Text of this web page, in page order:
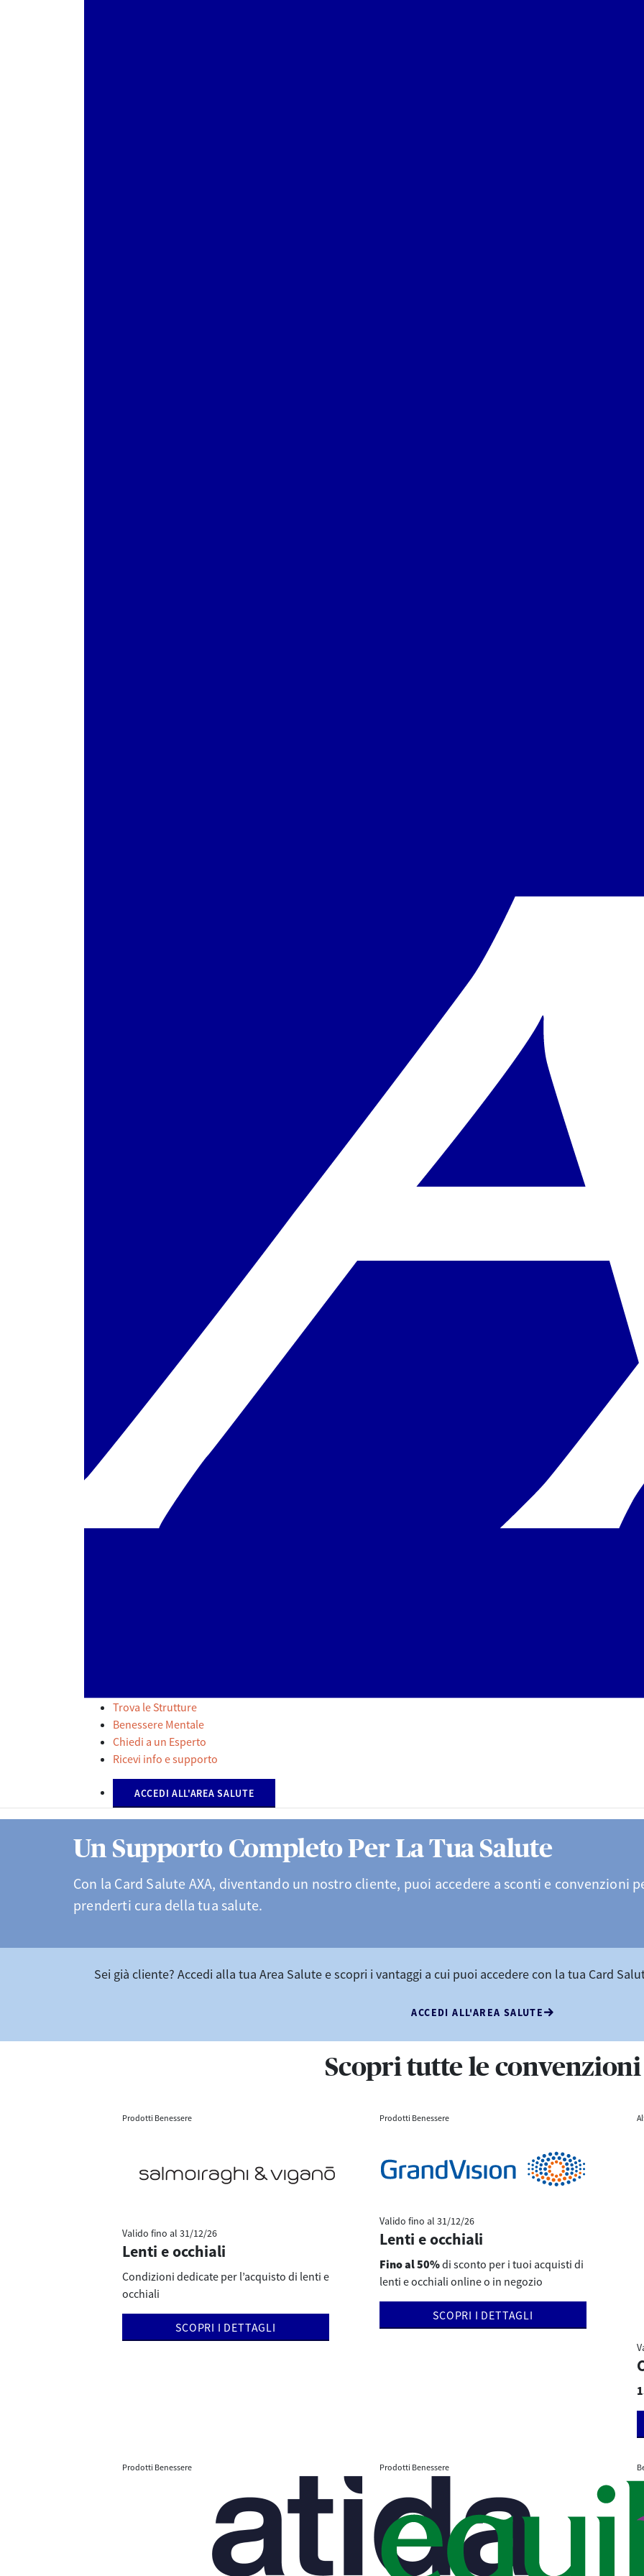
Trova le Strutture
Benessere Mentale
Chiedi a un Esperto
Ricevi info e supporto
ACCEDI ALL'AREA SALUTE
Un Supporto Completo Per La Tua Salute
Con la Card Salute AXA, diventando un nostro cliente, puoi accedere a sconti e convenzioni
prenderti cura della tua salute.
Sei già cliente? Accedi alla tua Area Salute e scopri i vantaggi a cui puoi accedere con la tua Card
ACCEDI ALL'AREA SALUTE
Scopri tutte le convenzioni
Prodotti Benessere
Valido fino al 31/12/26
Lenti e occhiali
Condizioni dedicate per l’acquisto di lenti e
occhiali
SCOPRI I DETTAGLI
Prodotti Benessere
Valido fino al 31/12/26
Lenti e occhiali
Fino al 50%di sconto per i tuoi acquisti di
lenti e occhiali online o in negozio
SCOPRI I DETTAGLI
Prodotti Benessere Prodotti Benessere